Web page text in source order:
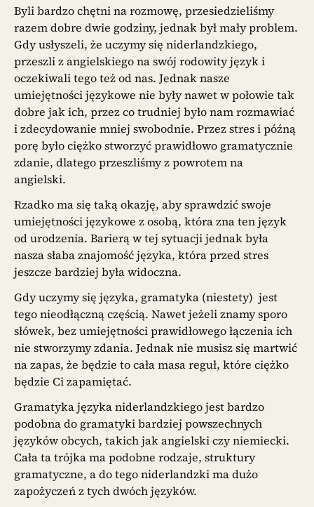
Byli bardzo chętni na rozmowę, przesiedzieliśmy
razem dobre dwie godziny, jednak był mały problem.
Gdy usłyszeli, że uczymy się niderlandzkiego,
przeszli z angielskiego na swój rodowity język i
oczekiwali tego też od nas. Jednak nasze
umiejętności językowe nie były nawet w połowie tak
dobre jak ich, przez co trudniej było nam rozmawiać
i zdecydowanie mniej swobodnie. Przez stres i późną
porę było ciężko stworzyć prawidłowo gramatycznie
zdanie, dlatego przeszliśmy z powrotem na
angielski.
Rzadko ma się taką okazję, aby sprawdzić swoje
umiejętności językowe z osobą, która zna ten język
od urodzenia. Barierą w tej sytuacji jednak była
nasza słaba znajomość języka, która przed stres
jeszcze bardziej była widoczna.
Gdy uczymy się języka, gramatyka (niestety) jest
tego nieodłączną częścią. Nawet jeżeli znamy sporo
słówek, bez umiejętności prawidłowego łączenia ich
nie stworzymy zdania. Jednak nie musisz się martwić
na zapas, że będzie to cała masa reguł, które ciężko
będzie Ci zapamiętać.
Gramatyka języka niderlandzkiego jest bardzo
podobna do gramatyki bardziej powszechnych
języków obcych, takich jak angielski czy niemiecki.
Cała ta trójka ma podobne rodzaje, struktury
gramatyczne, a do tego niderlandzki ma dużo
zapożyczeń z tych dwóch języków.